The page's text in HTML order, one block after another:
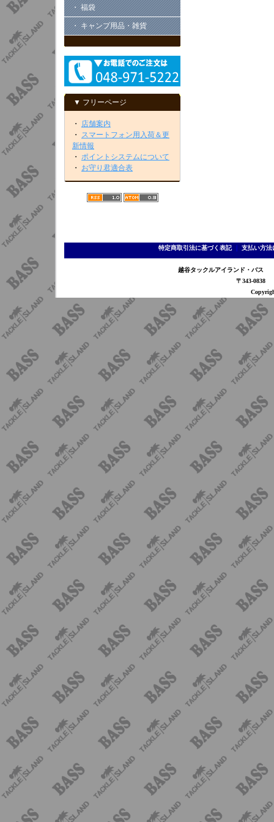
・ 福袋
・ キャンプ用品・雑貨
▼ フリーページ
・ 店舗案内
・ スマートフォン用入荷＆更
新情報
・ ポイントシステムについて
・ お守り君適合表
特定商取引法に基づく表記｜ 支払い方法
越谷タックルアイランド・バ
〒343-0838